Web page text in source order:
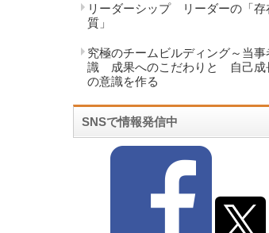
リーダーシップ リーダーの「存
質」
究極のチームビルディング～当事
識 成果へのこだわりと 自己成
の意識を作る
SNSで情報発信中